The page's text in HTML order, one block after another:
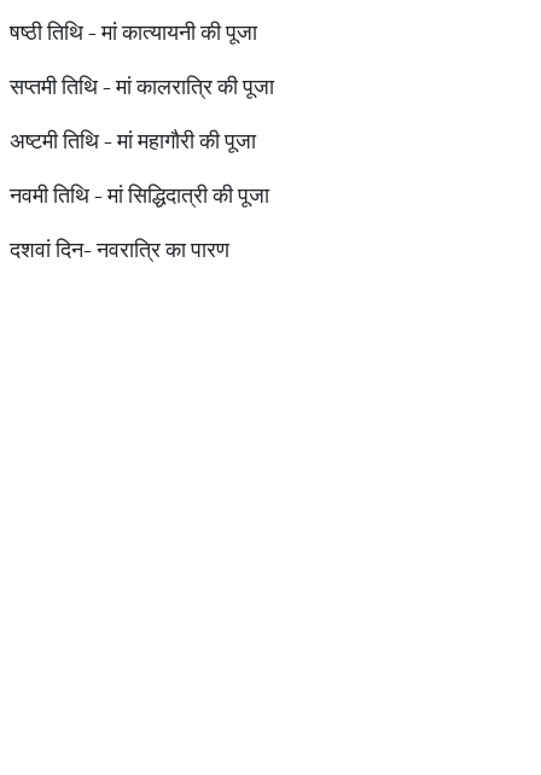
षष्ठी तिथि - मां कात्यायनी की पूजा
सप्तमी तिथि - मां कालरात्रि की पूजा
अष्टमी तिथि - मां महागौरी की पूजा
नवमी तिथि - मां सिद्धिदात्री की पूजा
दशवां दिन- नवरात्रि का पारण